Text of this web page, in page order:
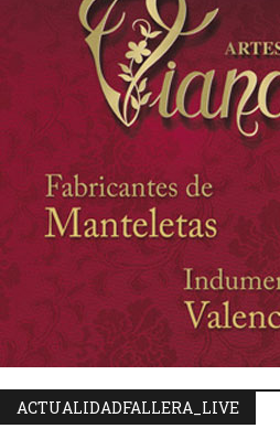
ACTUALIDADFALLERA_LIVE